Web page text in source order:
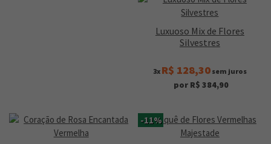
Luxuoso Mix de Flores
Silvestres
3x R$ 128,30sem juros
por R$ 384,90
-11%